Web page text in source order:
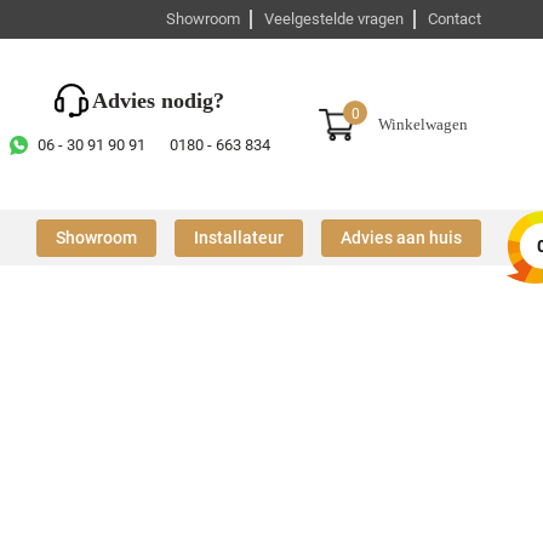
Showroom Veelgestelde vragen Contact
Advies nodig?
06 - 30 91 90 91 0180 - 663 834
0
Winkelwagen
Showroom Installateur Advies aan huis